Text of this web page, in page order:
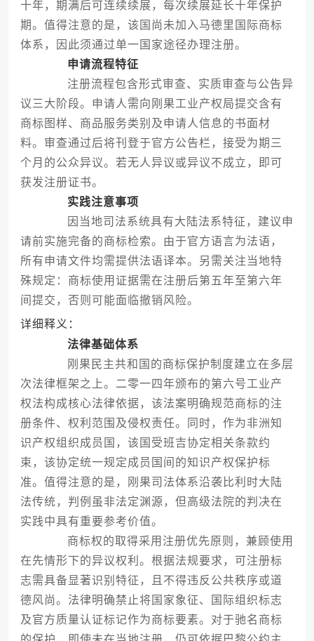
十年，期满后可连续续展，每次续展延长十年保护
期。值得注意的是，该国尚未加入马德里国际商标
体系，因此须通过单一国家途径办理注册。
申请流程特征
注册流程包含形式审查、实质审查与公告异
议三大阶段。申请人需向刚果工业产权局提交含有
商标图样、商品服务类别及申请人信息的书面材
料。审查通过后将刊登于官方公告栏，接受为期三
个月的公众异议。若无人异议或异议不成立，即可
获发注册证书。
实践注意事项
因当地司法系统具有大陆法系特征，建议申
请前实施完备的商标检索。由于官方语言为法语，
所有申请文件均需提供法语译本。另需关注当地特
殊规定：商标使用证据需在注册后第五年至第六年
间提交，否则可能面临撤销风险。
详细释义：
法律基础体系
刚果民主共和国的商标保护制度建立在多层
次法律框架之上。二零一四年颁布的第六号工业产
权法构成核心法律依据，该法案明确规范商标的注
册条件、权利范围及侵权责任。同时，作为非洲知
识产权组织成员国，该国受班吉协定相关条款约
束，该协定统一规定成员国间的知识产权保护标
准。值得注意的是，刚果司法体系沿袭比利时大陆
法传统，判例虽非法定渊源，但高级法院的判决在
实践中具有重要参考价值。
商标权的取得采用注册优先原则，兼顾使用
在先情形下的异议权利。根据法规要求，可注册标
志需具备显著识别特征，且不得违反公共秩序或道
德风尚。法律明确禁止将国家象征、国际组织标志
及官方质量认证标记作为商标要素。对于驰名商标